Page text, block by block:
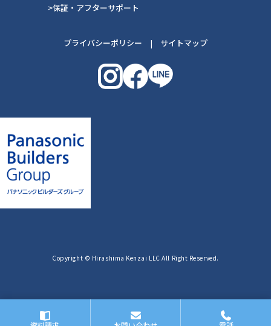
>保証・アフターサポート
プライバシーポリシー | サイトマップ
Copyright © Hirashima Kenzai LLC All Right Reserved.